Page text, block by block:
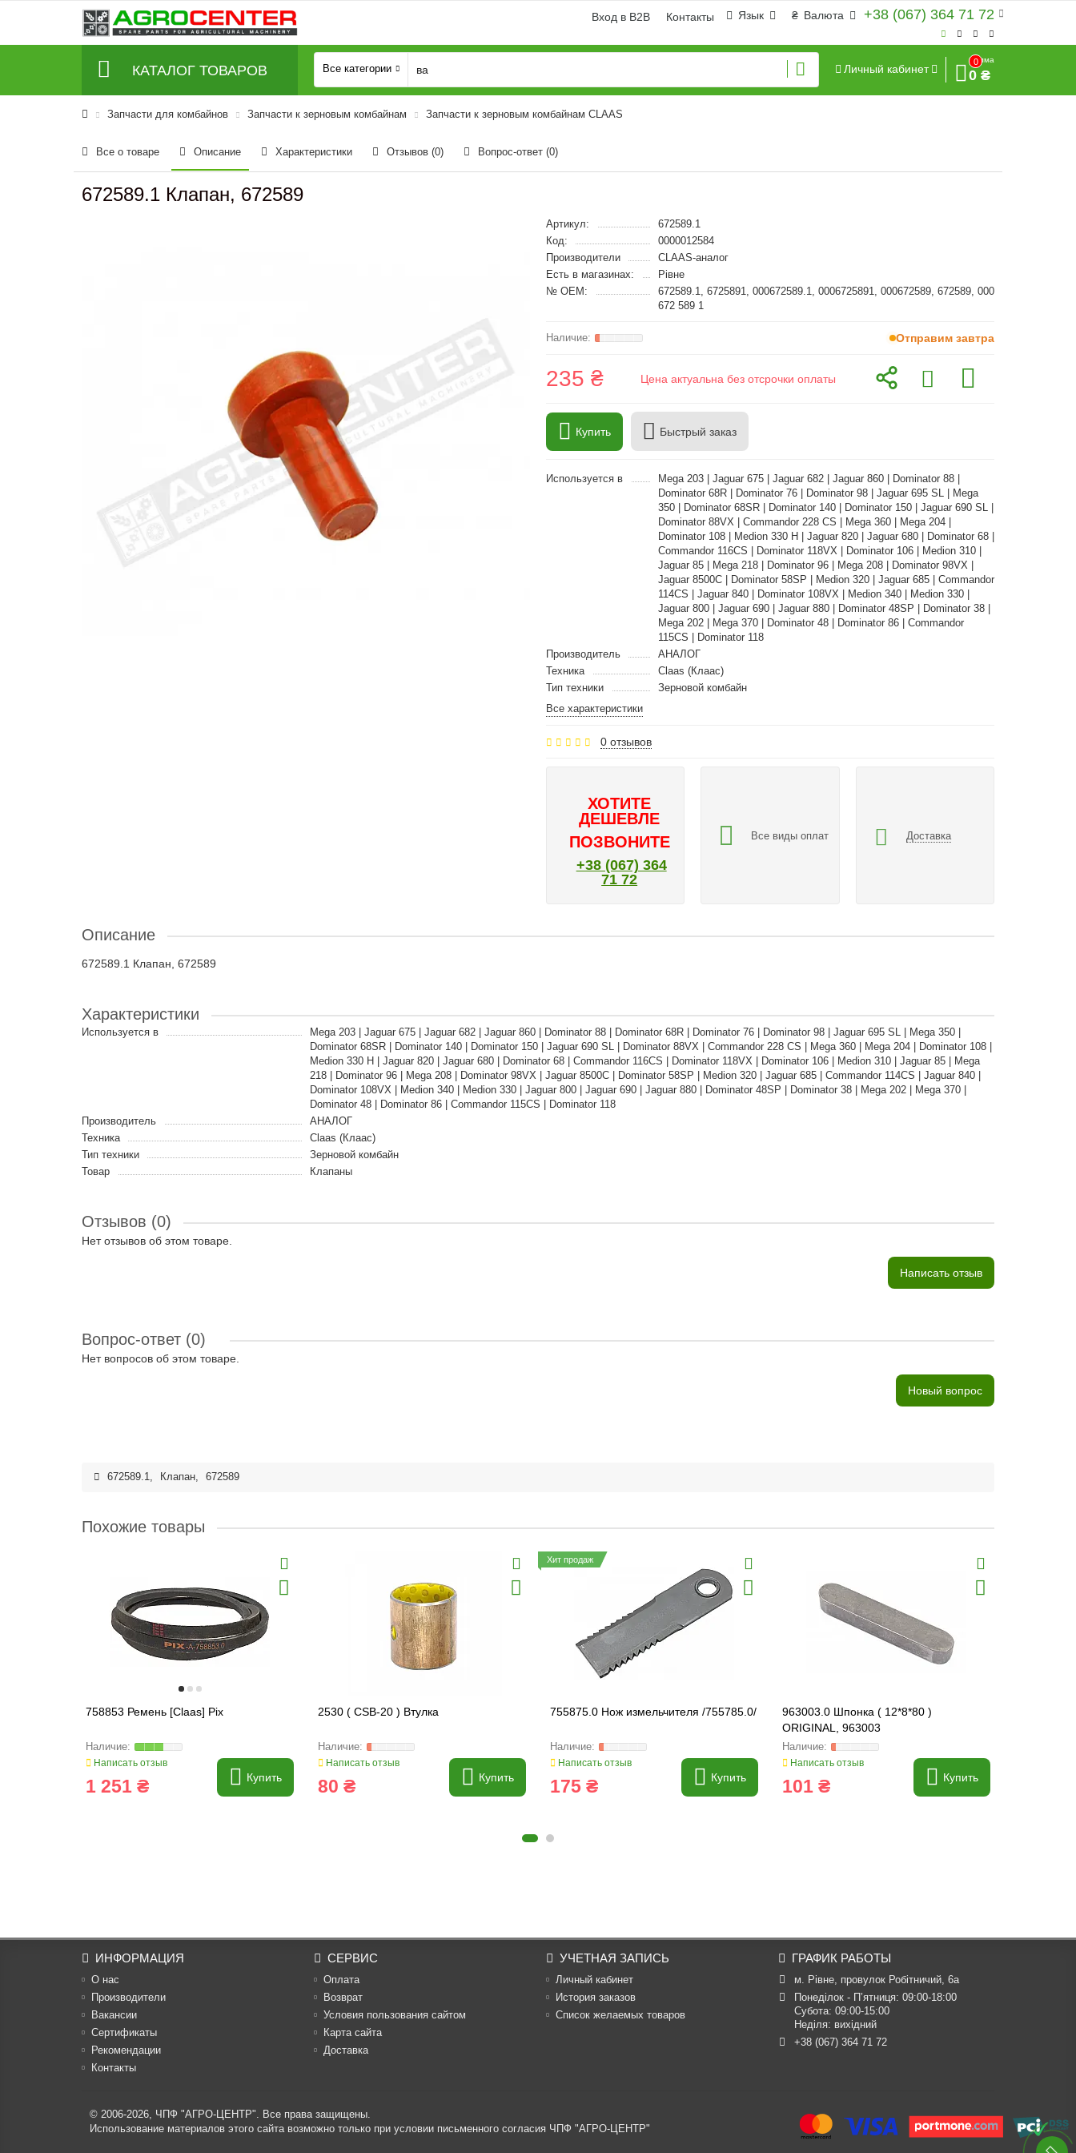
+38 (067) 364 71 72
₴ Валюта
Язык
Вход в B2B Контакты
КАТАЛОГ ТОВАРОВ Все категории Личный кабинет
0
Сумма
0 ₴
Запчасти для комбайнов Запчасти к зерновым комбайнам Запчасти к зерновым комбайнам CLAAS
Все о товаре Описание Характеристики Отзывов (0) Вопрос-ответ (0)
672589.1 Клапан, 672589
Артикул:
672589.1
Код:
0000012584
Производители
CLAAS-аналог
Есть в магазинах:
Рівне
№ OEM:
672589.1, 6725891, 000672589.1, 0006725891, 000672589, 672589, 000
672 589 1
Отправим завтра
235 ₴ Цена актуальна без отсрочки оплаты
Купить Быстрый заказ
Используется в
Mega 203 | Jaguar 675 | Jaguar 682 | Jaguar 860 | Dominator 88 |
Dominator 68R | Dominator 76 | Dominator 98 | Jaguar 695 SL | Mega
350 | Dominator 68SR | Dominator 140 | Dominator 150 | Jaguar 690 SL |
Dominator 88VX | Commandor 228 CS | Mega 360 | Mega 204 |
Dominator 108 | Medion 330 H | Jaguar 820 | Jaguar 680 | Dominator 68 |
Commandor 116CS | Dominator 118VX | Dominator 106 | Medion 310 |
Jaguar 85 | Mega 218 | Dominator 96 | Mega 208 | Dominator 98VX |
Jaguar 8500C | Dominator 58SP | Medion 320 | Jaguar 685 | Commandor
114CS | Jaguar 840 | Dominator 108VX | Medion 340 | Medion 330 |
Jaguar 800 | Jaguar 690 | Jaguar 880 | Dominator 48SP | Dominator 38 |
Mega 202 | Mega 370 | Dominator 48 | Dominator 86 | Commandor
115CS | Dominator 118
Производитель
АНАЛОГ
Техника
Claas (Клаас)
Тип техники
Зерновой комбайн
Все характеристики
0 отзывов
ХОТИТЕ
ДЕШЕВЛЕ
ПОЗВОНИТЕ
+38 (067) 364
71 72
Все виды оплат Доставка
Описание
672589.1 Клапан, 672589
Характеристики
Используется в
Mega 203 | Jaguar 675 | Jaguar 682 | Jaguar 860 | Dominator 88 | Dominator 68R | Dominator 76 | Dominator 98 | Jaguar 695 SL | Mega 350 |
Dominator 68SR | Dominator 140 | Dominator 150 | Jaguar 690 SL | Dominator 88VX | Commandor 228 CS | Mega 360 | Mega 204 | Dominator 108 |
Medion 330 H | Jaguar 820 | Jaguar 680 | Dominator 68 | Commandor 116CS | Dominator 118VX | Dominator 106 | Medion 310 | Jaguar 85 | Mega
218 | Dominator 96 | Mega 208 | Dominator 98VX | Jaguar 8500C | Dominator 58SP | Medion 320 | Jaguar 685 | Commandor 114CS | Jaguar 840 |
Dominator 108VX | Medion 340 | Medion 330 | Jaguar 800 | Jaguar 690 | Jaguar 880 | Dominator 48SP | Dominator 38 | Mega 202 | Mega 370 |
Dominator 48 | Dominator 86 | Commandor 115CS | Dominator 118
Производитель
АНАЛОГ
Техника
Claas (Клаас)
Тип техники
Зерновой комбайн
Товар
Клапаны
Отзывов (0)
Нет отзывов об этом товаре.
Написать отзыв
Вопрос-ответ (0)
Нет вопросов об этом товаре.
Новый вопрос
672589.1, Клапан, 672589
Похожие товары
758853 Ремень [Claas] Pix
Написать отзыв
1 251 ₴ Купить
2530 ( CSB-20 ) Втулка
Написать отзыв
80 ₴ Купить
Хит продаж
755875.0 Нож измельчителя /755785.0/
Написать отзыв
175 ₴ Купить
963003.0 Шпонка ( 12*8*80 )
ORIGINAL, 963003
Написать отзыв
101 ₴ Купить
ИНФОРМАЦИЯ
О нас
Производители
Вакансии
Cертификаты
Рекомендации
Контакты
СЕРВИС
Оплата
Возврат
Условия пользования сайтом
Карта сайта
Доставка
УЧЕТНАЯ ЗАПИСЬ
Личный кабинет
История заказов
Список желаемых товаров
ГРАФИК РАБОТЫ
м. Рівне, провулок Робітничий, 6а
Понеділок - П’ятниця: 09:00-18:00
Субота: 09:00-15:00
Неділя: вихідний
+38 (067) 364 71 72
© 2006-2026, ЧПФ "АГРО-ЦЕНТР". Все права защищены.
Использование материалов этого сайта возможно только при условии письменного согласия ЧПФ "АГРО-ЦЕНТР"